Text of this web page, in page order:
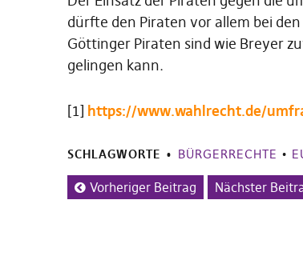
dürfte den Piraten vor allem bei
Göttinger Piraten sind wie Breyer
gelingen kann.
[1] https://www.wahlrecht.de/
SCHLAGWORTE BÜRGERRECHTE •
Vorheriger Beitrag Nächster